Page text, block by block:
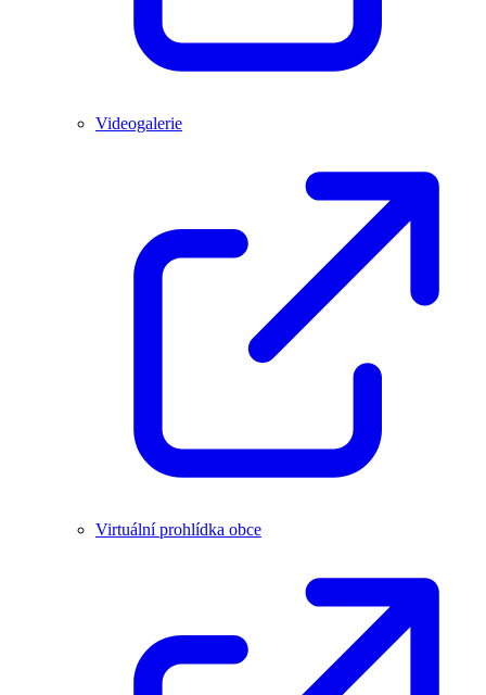
Videogalerie
Virtuální prohlídka obce